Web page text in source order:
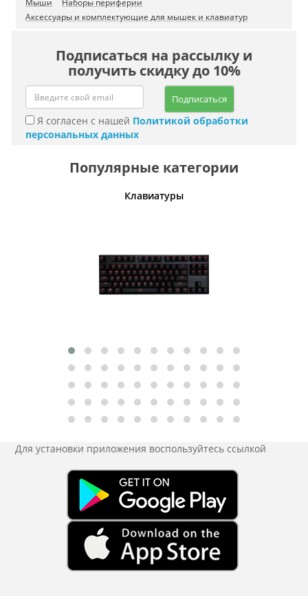
Мыши
Наборы периферии
Аксессуары и комплектующие для мышек и клавиатур
Подписаться на рассылку и
получить скидку до 10%
Подписаться
Я согласен с нашей Политикой обработки
персональных данных
Популярные категории
Клавиатуры
Для установки приложения воспользуйтесь ссылкой